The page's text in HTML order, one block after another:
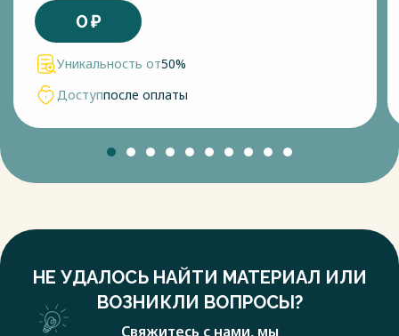
0₽
Уникальность от50%
Доступпосле оплаты
НЕ УДАЛОСЬ НАЙТИ МАТЕРИАЛ ИЛИ
ВОЗНИКЛИ ВОПРОСЫ?
Свяжитесь с нами, мы